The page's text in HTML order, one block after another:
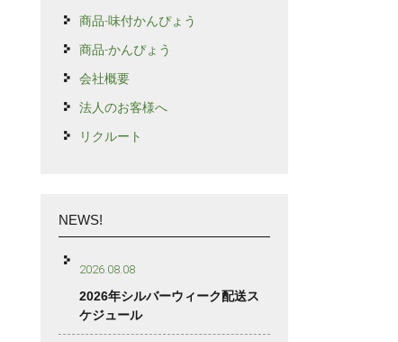
商品-味付かんぴょう
商品-かんぴょう
会社概要
法人のお客様へ
リクルート
NEWS!
2026.08.08
2026年シルバーウィーク配送ス
ケジュール